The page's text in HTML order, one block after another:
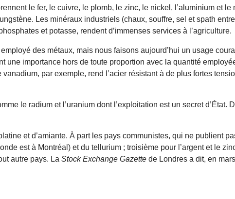
le fer, le cuivre, le plomb, le zinc, le nickel, l’aluminium et
Les minéraux industriels (chaux, souffre, sel et spath
et potasse, rendent d’immenses services à l’agriculture.
des métaux, mais nous faisons aujourd’hui un usage
une importance hors de toute proportion avec la quantité
par exemple, rend l’acier résistant à de plus fortes
le radium et l’uranium dont l’exploitation est un secret
et d’amiante. À part les pays communistes, qui ne publient
est à Montréal) et du tellurium ; troisième pour l’argent et le
autre pays. La Stock Exchange Gazette de Londres a dit, en